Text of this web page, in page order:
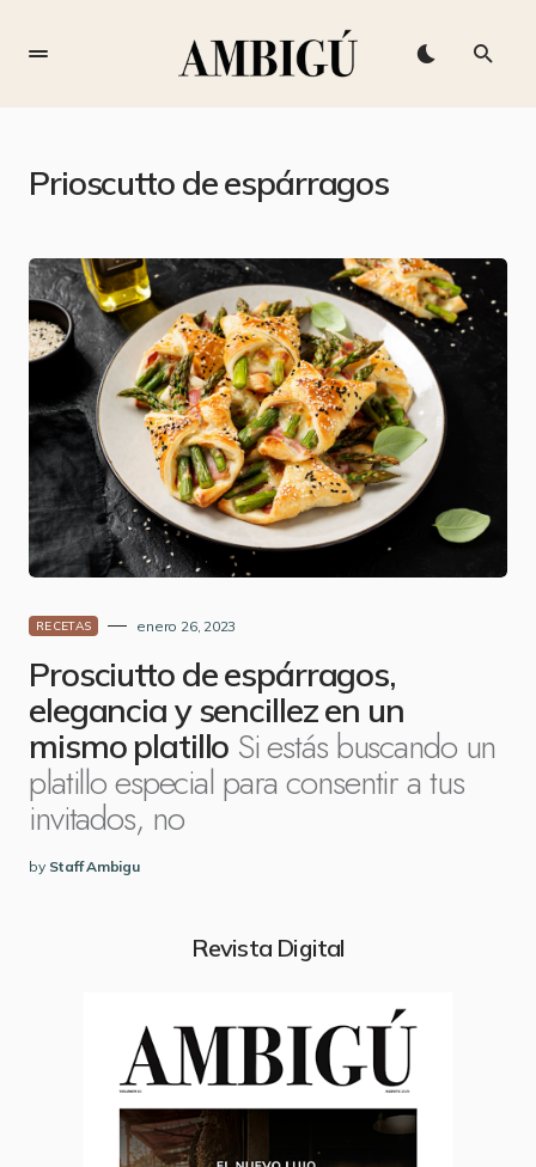
Prioscutto de espárragos
RECETAS enero 26, 2023
Prosciutto de espárragos,
elegancia y sencillez en un
mismo platillo Si estás buscando un
platillo especial para consentir a tus
invitados, no
by Staff Ambigu
Revista Digital